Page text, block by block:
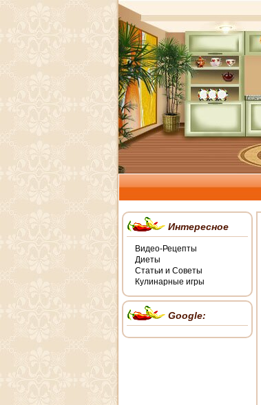
Интересное
Видео-Рецепты
Диеты
Статьи и Советы
Кулинарные игры
Google: